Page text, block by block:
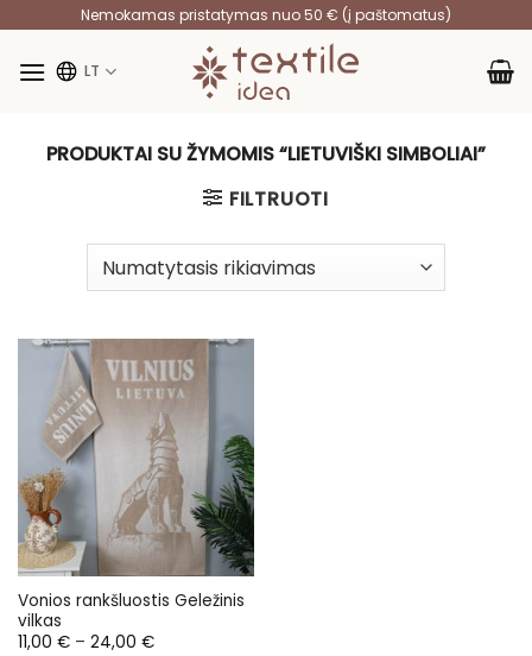
content
Nemokamas pristatymas nuo 50 € (į paštomatus)
LT
PRODUKTAI SU ŽYMOMIS “LIETUVIŠKI SIMBOLIAI”
FILTRUOTI
Vonios rankšluostis Geležinis
vilkas
11,00 € – 24,00 €Price